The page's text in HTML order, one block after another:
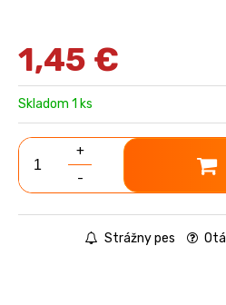
1,45 €
Skladom 1 ks
+
-
Strážny pes